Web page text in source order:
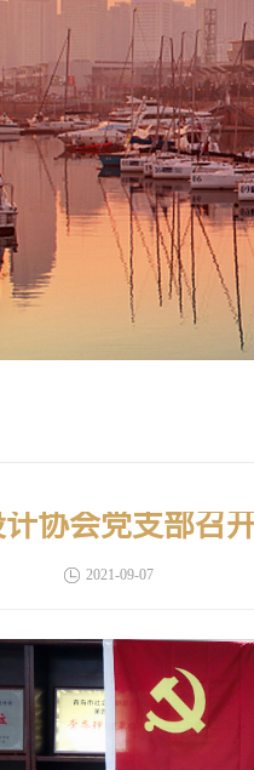
协会党支部召
2021-09-07